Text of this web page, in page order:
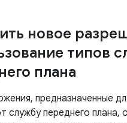
новое
типов
плана
предназначенные
службу переднего плана,